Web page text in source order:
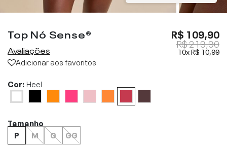
Top Nó Sense®
Avaliações
Adicionar aos favoritos
R$ 109,90
R$ 219,90
10xR$ 10,99
Cor:Heel
Tamanho
P
M G GG